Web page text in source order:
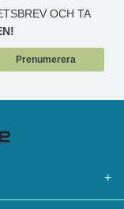
OCH TA
Prenumerera
+